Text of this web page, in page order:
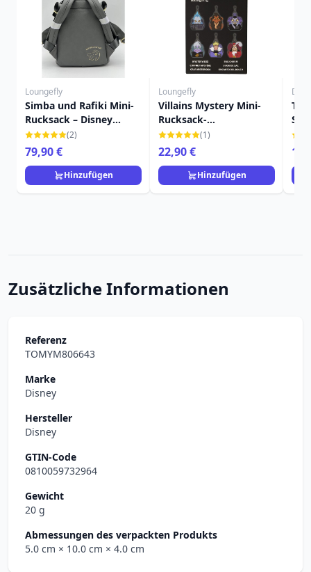
Loungefly
Simba und Rafiki Mini-
Rucksack – Disney
Loungefly
(2)
79,90 €
Hinzufügen
Loungefly
Villains Mystery Mini-
Rucksack-
Schlüsselanhänger -
Disney Loungefly
(1)
22,90 €
Hinzufügen
Zusätzliche Informationen
Referenz
TOMYM806643
Marke
Disney
Hersteller
Disney
GTIN-Code
0810059732964
Gewicht
20 g
Abmessungen des verpackten Produkts
5.0 cm × 10.0 cm × 4.0 cm